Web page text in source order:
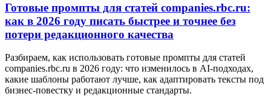
Готовые промпты для статей companies.rbc.ru:
как в 2026 году писать быстрее и точнее без
потери редакционного качества
Разбираем, как использовать готовые промпты для статей
companies.rbc.ru в 2026 году: что изменилось в AI-подходах,
какие шаблоны работают лучше, как адаптировать тексты под
бизнес-повестку и редакционные стандарты.